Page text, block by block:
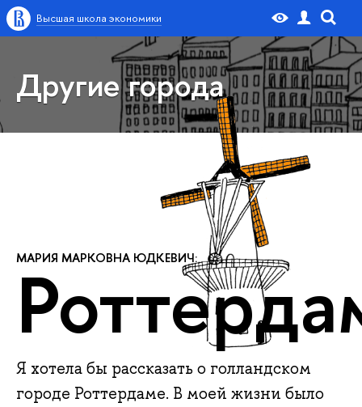
Высшая школа экономики
Другие города
МАРИЯ МАРКОВНА ЮДКЕВИЧ:
Я хотела бы рассказать о голландском
городе Роттердаме. В моей жизни было